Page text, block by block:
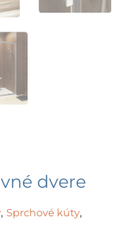
dvere
, Sprchové kúty,